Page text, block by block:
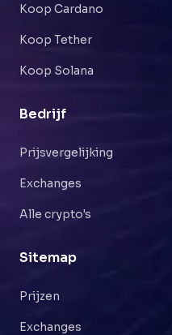
Koop Cardano
Koop Tether
Koop Solana
Bedrijf
Prijsvergelijking
Exchanges
Alle crypto's
Sitemap
Prijzen
Exchanges